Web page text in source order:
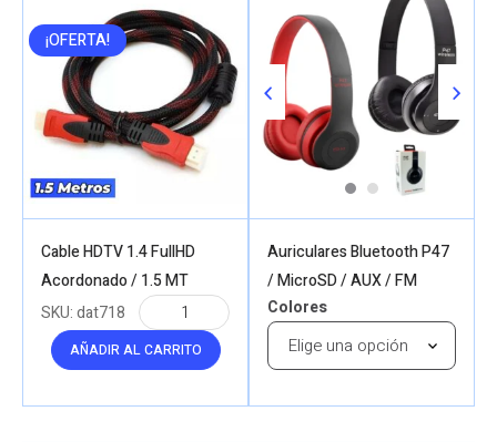
¡OFERTA!
Cable HDTV 1.4 FullHD
Acordonado / 1.5 MT
AÑADIR AL CARRITO
SKU:dat718
Auriculares Bluetooth P47
/ MicroSD / AUX / FM
Colores